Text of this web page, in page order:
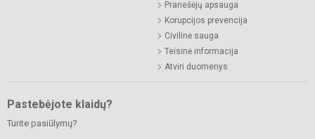
Pranešėjų apsauga
Korupcijos prevencija
Civilinė sauga
Teisinė informacija
Atviri duomenys
Pastebėjote klaidų?
Turite pasiūlymų?